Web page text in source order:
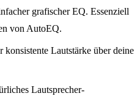
grafischer EQ. Essenziell
von AutoEQ.
Lautstärke über deine
Lautsprecher-